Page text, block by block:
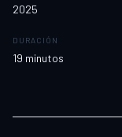
2025
DURACIÓN
19 minutos